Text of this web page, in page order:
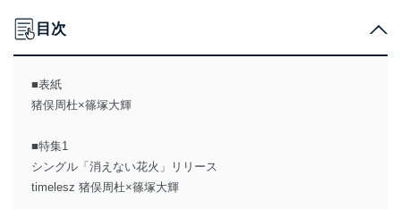
目次
■表紙
猪俣周杜×篠塚大輝
■特集1
シングル「消えない花火」リリース
timelesz 猪俣周杜×篠塚大輝